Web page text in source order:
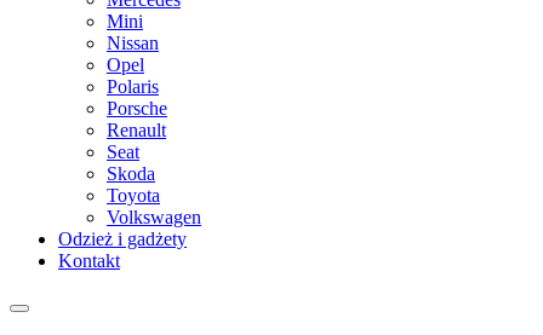
Mini
Nissan
Opel
Polaris
Porsche
Renault
Seat
Skoda
Toyota
Volkswagen
Odzież i gadżety
Kontakt